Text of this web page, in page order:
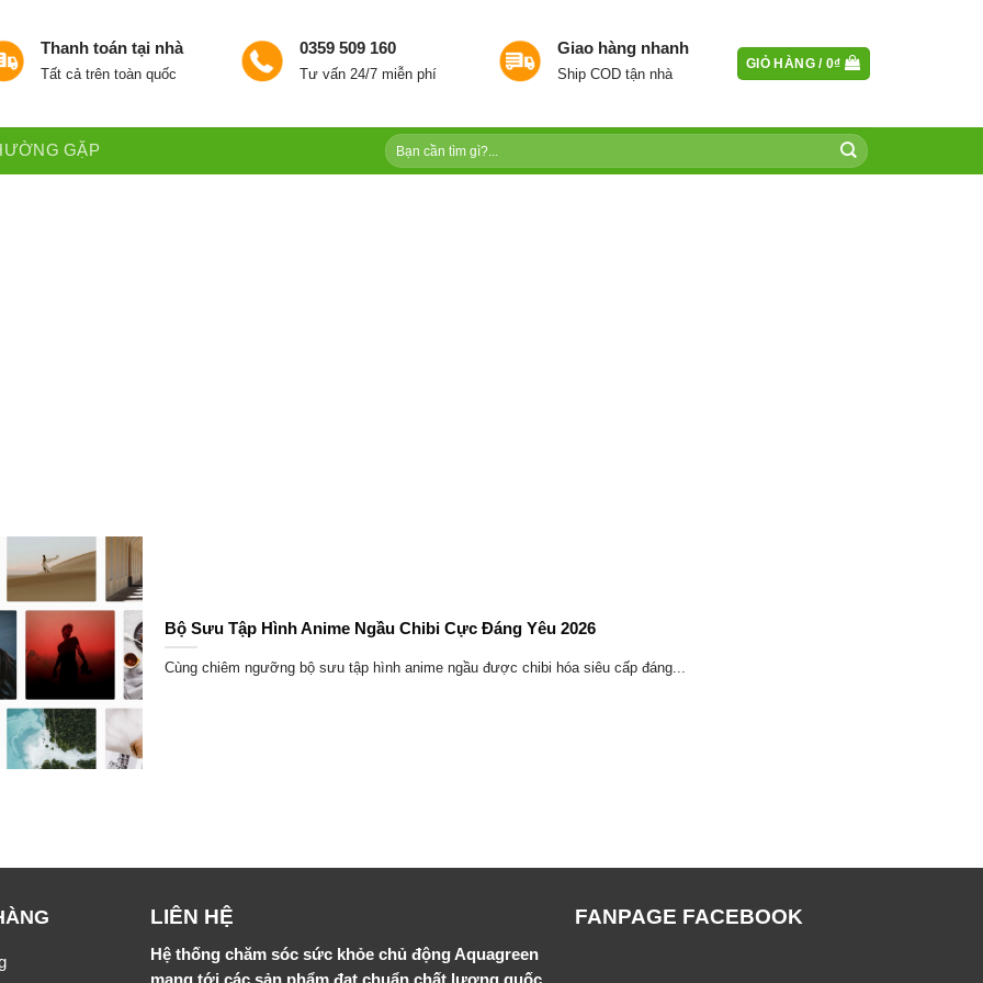
Thanh toán tại nhà
Tất cả trên toàn quốc
0359 509 160
Tư vấn 24/7 miễn phí
Giao hàng nhanh
Ship COD tận nhà
GIỎ HÀNG / 0₫
GẶP
Tìm
kiếm:
Bộ Sưu Tập Hình Anime Ngầu Chibi Cực Đáng Yêu 2026
Cùng chiêm ngưỡng bộ sưu tập hình anime ngầu được chibi hóa siêu cấp đáng...
LIÊN HỆ
Hệ thống chăm sóc sức khỏe chủ động Aquagreen
FANPAGE FACEBOOK